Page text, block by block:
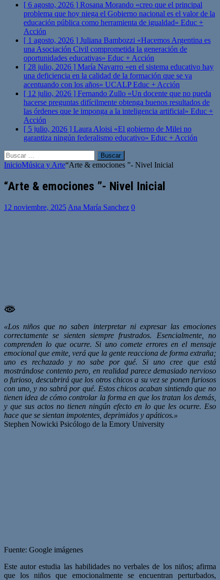
[ 6 agosto, 2026 ] Rosana Morando «creo que el principal
problema que hoy niega el Gobierno nacional es el valor de la
educación pública como herramienta de igualdad» Educ +
Acción
[ 1 agosto, 2026 ] Juliana Bambozzi «Hacemos Argentina es
una Asociación Civil comprometida la generación de
oportunidades educativas» Educ + Acción
[ 28 julio, 2026 ] María Navarro «en el sistema educativo hay
una deficiencia en la calidad de la formación que se va
acentuando con los años» UCALPEduc + Acción
[ 12 julio, 2026 ] Fernando Zullo «Un docente que no pueda
hacerse preguntas difícilmente obtenga buenos resultados de
las órdenes que le imponga a la inteligencia artificial» Educ +
Acción
[ 5 julio, 2026 ] Laura Aloisi «El gobierno de Milei no
garantiza ningún federalismo educativo» Educ + Acción
Buscar:
InicioMúsica y Arte“Arte & emociones ”- Nivel Inicial
“Arte & emociones ”- Nivel Inicial
12 noviembre, 2025 Ana María Sanchez 0
«Los niños que no saben interpretar ni expresar las emociones
correctamente se sienten siempre frustrados. Esencialmente, no
comprenden lo que ocurre. Si uno comete errores en el mensaje
emocional que emite, verá que la gente reacciona de forma extraña;
uno es rechazado y no sabe por qué. Si uno cree que está
mostrándose contento pero, en realidad parece demasiado nervioso
o furioso, descubrirá que los otros chicos a su vez se ponen furiosos
con uno, y no sabrá por qué. Estos chicos acaban sintiendo que no
tienen idea de cómo controlar la forma en que los tratan los demás,
y que sus actos no tienen ningún efecto en lo que les ocurre. Eso
hace que se sientan impotentes, deprimidos y apáticos.»
Stephen Nowicki Psicólogo de la Emory University
Fuente: Google imágenes
Este autor estudia las habilidades no verbales de los niños; afirma
que los niños que emocionalmente se encuentran perturbados,